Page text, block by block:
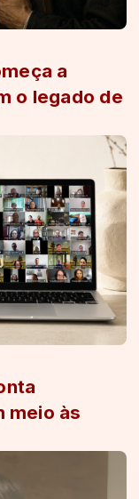
a
o legado de
meio às